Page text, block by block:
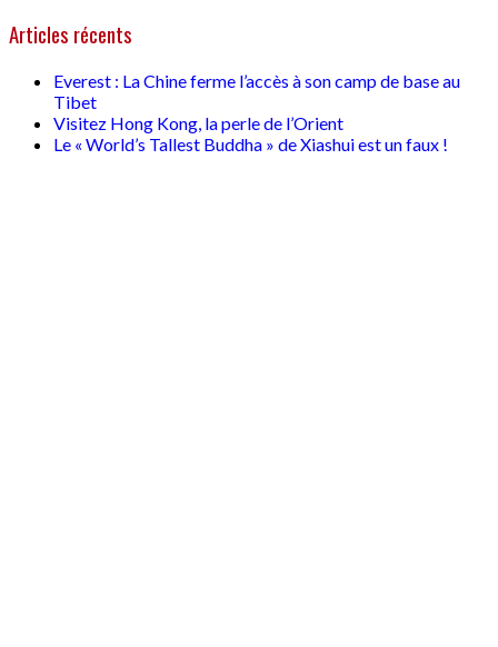
Articles récents
Everest : La Chine ferme l’accès à son camp de base au
Tibet
Visitez Hong Kong, la perle de l’Orient
Le « World’s Tallest Buddha » de Xiashui est un faux !